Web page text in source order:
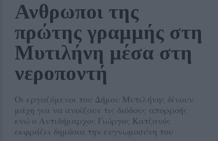
Ανθρωποι της
πρώτης γραμμής στη
Μυτιλήνη μέσα στη
νεροποντή
Οι εργαζόμενοι του Δήμου Μυτιλήνης δίνουν
μάχη για να ανοίξουν τις διόδους απορροής
ενώ ο Αντιδήμαρχος Γιώργος Κατζανός
εκφράζει δημόσια την ευγνωμοσύνη του